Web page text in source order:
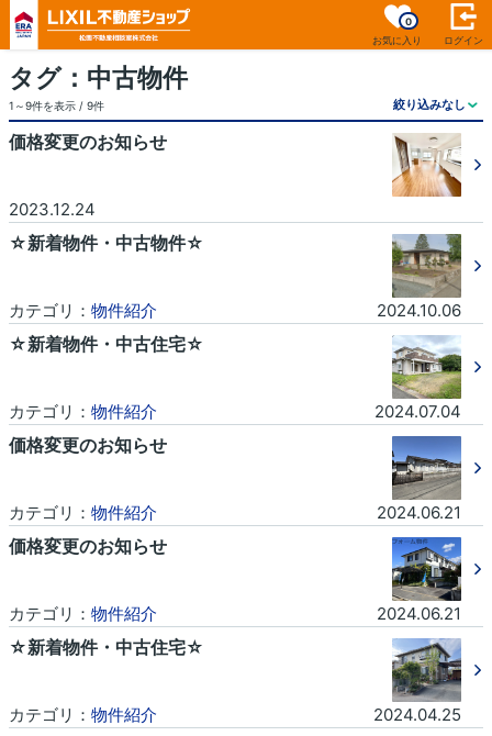
お気に入り
0
ログイン
タグ：中古物件
1～9件を表示 / 9件
価格変更のお知らせ
2023.12.24
☆新着物件・中古物件☆
カテゴリ： 物件紹介 2024.10.06
☆新着物件・中古住宅☆
カテゴリ： 物件紹介 2024.07.04
価格変更のお知らせ
カテゴリ： 物件紹介 2024.06.21
価格変更のお知らせ
カテゴリ： 物件紹介 2024.06.21
☆新着物件・中古住宅☆
カテゴリ： 物件紹介 2024.04.25